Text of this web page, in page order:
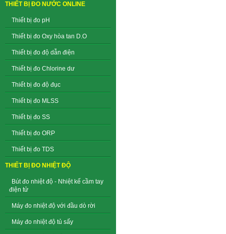
THIẾT BỊ ĐO NƯỚC ONLINE
Thiết bị đo pH
Thiết bị đo Oxy hòa tan D.O
Thiết bị đo độ dẫn điện
Thiết bị đo Chlorine dư
Thiết bị đo độ đục
Thiết bị đo MLSS
Thiết bị đo SS
Thiết bị đo ORP
Thiết bị đo TDS
THIẾT BỊ ĐO NHIỆT ĐỘ
Bút đo nhiệt độ - Nhiệt kế cầm tay
điện tử
Máy đo nhiệt độ với đầu dò rời
Máy đo nhiệt độ tủ sấy